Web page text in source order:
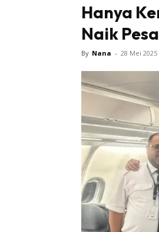
Hanya
Naik
By Nana - 28 Mei 2025